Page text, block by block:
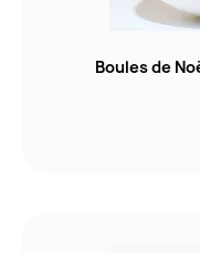
Boules de